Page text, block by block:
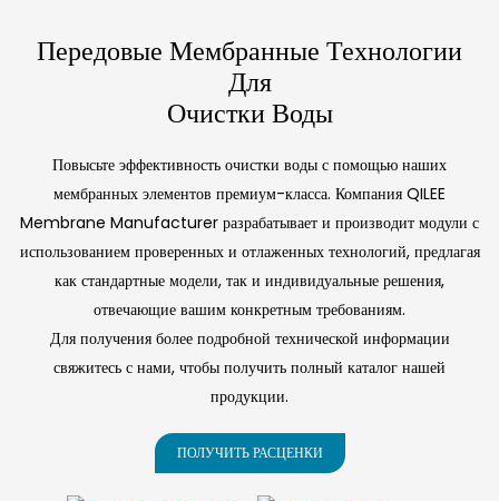
с учетом ваших
производственных
потребностей.
биоинженерной
дозирование
раствора сухого
перманганата калия.
«Бункер для
порошка → Точная
подача → Онлайн-
растворение →
Дозирование
раствора», эта
автоматизированная
система гарантирует
высокоточное
дозирование
химических веществ
в области
водоочистки.
◎ Безопасность и
защита окружающей
◎ Надежная работа
◎ Широкий спектр
предназначенное для
технологических
нефтегазовой
отрасли. Она
введение
химических веществ
в процессы добычи,
транспортировки по
трубопроводам и
нефтепереработки с
целью контроля
пены и загрязнения
сточных вод, что
условиях
◎ Модульная
гибкость
применения
обслуживание и
Передовые Мембранные Технологии
Для
Очистки Воды
Повысьте эффективность очистки воды с помощью наших
мембранных элементов премиум-класса. Компания QILEE
Membrane Manufacturer разрабатывает и производит модули с
использованием проверенных и отлаженных технологий, предлагая
как стандартные модели, так и индивидуальные решения,
отвечающие вашим конкретным требованиям.
Для получения более подробной технической информации
свяжитесь с нами, чтобы получить полный каталог нашей
продукции.
ПОЛУЧИТЬ РАСЦЕНКИ